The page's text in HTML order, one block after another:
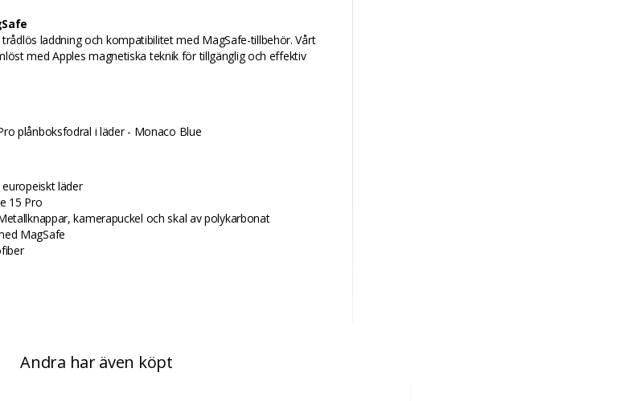
laddning och kompatibilitet med MagSafe-tillbehör. Vårt
med Apples magnetiska teknik för tillgänglig och effektiv
plånboksfodral i läder - Monaco Blue
läder
15 Pro
kamerapuckel och skal av polykarbonat
MagSafe
Andra har även köpt